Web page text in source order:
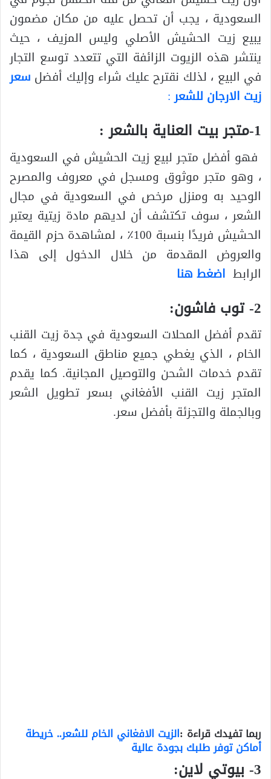
السعودية ، يجب أن تحصل عليه من مكان مضمون
يبيع زيت الحشيش الأصلي وليس المزيف ، حيث
ينتشر هذه الزيوت الزائفة التي تتعدد توسع التجار
في البيع ، لذلك نقترح عليك شراء وإليك أفضل سعر
زيت الارجان للشعر:
1-متجر بيت العناية بالشعر :
فهو أفضل متجر لبيع زيت الحشيش في السعودية
، وهو متجر موثوق ومسجل في معروف والمصرح
الوحيد به ومنزل مرخص في السعودية في مجال
الشعر ، سوف تكتشف أن لديهم مادة زيتية يعتبر
الحشيش فريدًا بنسبة 100٪ ، لمشاهدة حزم القيمة
والعروض المقدمة من خلال الدخول إلى هذا
الرابط اضغط هنا
2- توب فاشون:
تقدم أفضل المحلات السعودية في جدة زيت القنب
الخام ، الذي يغطي جميع مناطق السعودية ، كما
تقدم خدمات الشحن والتوصيل المجانية. كما يقدم
المتجر زيت القنب الأفغاني بسعر تطويل الشعر
وبالجملة والتجزئة بأفضل سعر.
ربما تفيدك قراءة :الزيت الافغاني الخام للشعر.. خريطة
أماكن توفر طلبك بجودة عالية
3- بيوتي لاين: